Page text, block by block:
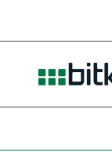
springen